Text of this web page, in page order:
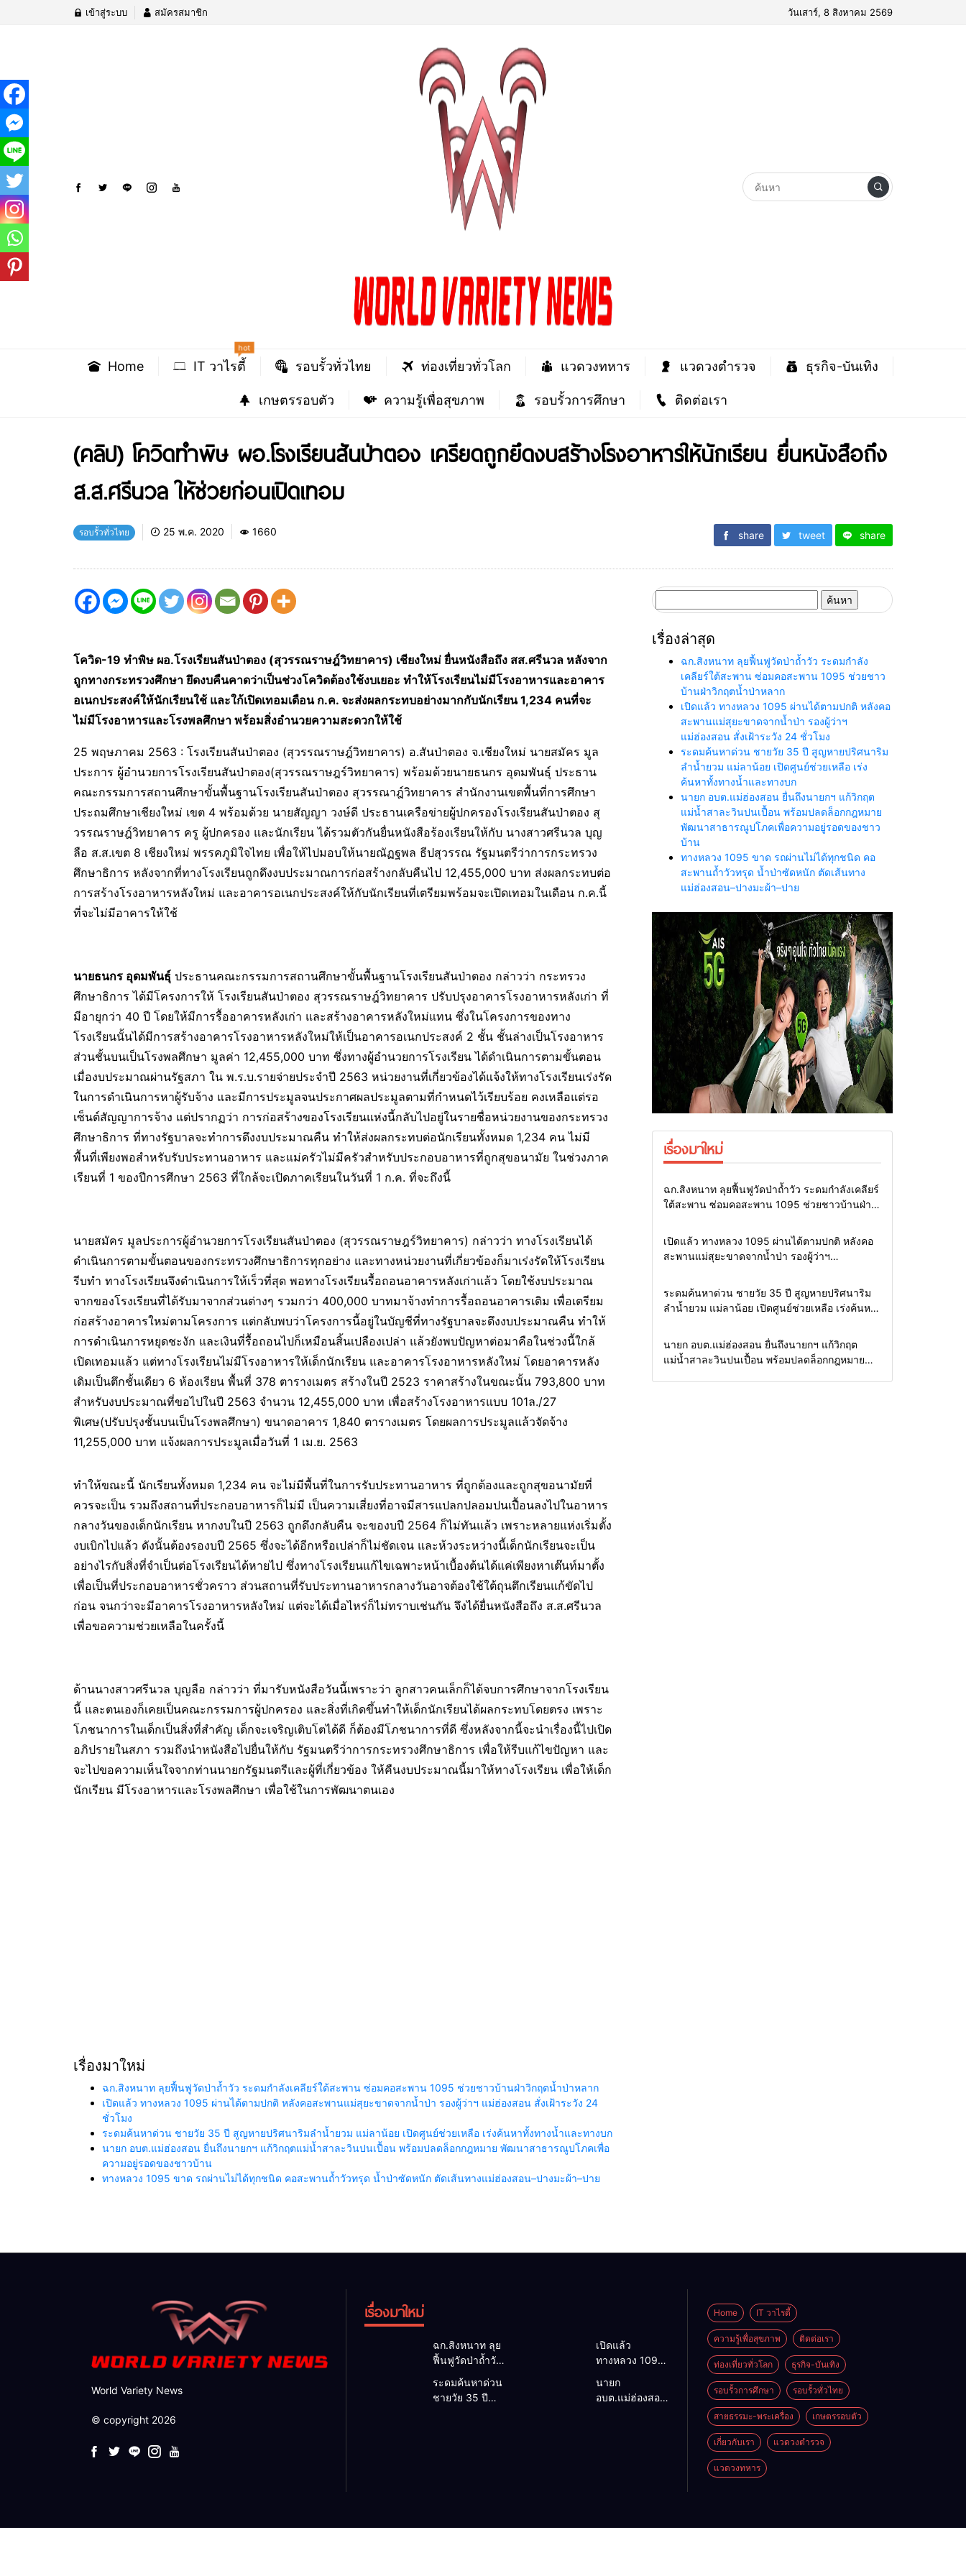
เข้าสู่ระบบ สมัครสมาชิก วันเสาร์, 8 สิงหาคม 2569
Home IT วาไรตี้
hot
รอบรั้วทั่วไทย ท่องเที่ยวทั่วโลก แวดวงทหาร แวดวงตำรวจ ธุรกิจ-บันเทิง
เกษตรรอบตัว ความรู้เพื่อสุขภาพ รอบรั้วการศึกษา ติดต่อเรา
(คลิป) โควิดทำพิษ ผอ.โรงเรียนสันป่าตอง เครียดถูกยึดงบสร้างโรงอาหารให้นักเรียน ยื่นหนังสือถึง
ส.ส.ศรีนวล ให้ช่วยก่อนเปิดเทอม
รอบรั้วทั่วไทย 25 พ.ค. 2020 1660 share tweet share
โควิด-19 ทำพิษ ผอ.โรงเรียนสันป่าตอง (สุวรรณราษฎ์วิทยาคาร) เชียงใหม่ ยื่นหนังสือถึง สส.ศรีนวล หลังจาก
ถูกทางกระทรวงศึกษา ยึดงบคืนคาดว่าเป็นช่วงโควิดต้องใช้งบเยอะ ทำให้โรงเรียนไม่มีโรงอาหารและอาคาร
อเนกประสงค์ให้นักเรียนใช้ และใก้เปิดเทอมเดือน ก.ค. จะส่งผลกระทบอย่างมากกับนักเรียน 1,234 คนที่จะ
ไม่มีโรงอาหารและโรงพลศึกษา พร้อมสิ่งอำนวยความสะดวกให้ใช้
25 พฤษภาคม 2563 : โรงเรียนสันป่าตอง (สุวรรณราษฎ์วิทยาคาร) อ.สันป่าตอง จ.เชียงใหม่ นายสมัคร มูล
ประการ ผู้อำนวยการโรงเรียนสันป่าตอง(สุวรรณราษฎร์วิทยาคาร) พร้อมด้วยนายธนกร อุดมพันธุ์ ประธาน
คณะกรรมการสถานศึกษาขั้นพื้นฐานโรงเรียนสันป่าตอง สุวรรณาฎ์วิทยาคาร สำนักงานเขตพื้นที่การศึกษา
ประถมศึกษาเชียงใหม่ เขต 4 พร้อมด้วย นายสัญญา วงษ์ดี ประธานเครือข่ายผู้ปกครองโรงเรียนสันป่าตอง สุ
วรรณราษฎ์วิทยาคาร ครู ผู้ปกครอง และนักเรียน ได้รวมตัวกันยื่นหนังสือร้องเรียนให้กับ นางสาวศรีนวล บุญ
ลือ ส.ส.เขต 8 เชียงใหม่ พรรคภูมิใจไทย เพื่อให้ไปมอบให้นายณัฏฐพล ธีปสุวรรณ รัฐมนตรีว่าการกระทรวง
ศึกษาธิการ หลังจากที่ทางโรงเรียนถูกดึงงบประมาณการก่อสร้างกลับคืนไป 12,455,000 บาท ส่งผลกระทบต่อ
การสร้างโรงอาหารหลังใหม่ และอาคารอเนกประสงค์ให้กับนักเรียนที่เตรียมพร้อมจะเปิดเทอมในเดือน ก.ค.นี้
ที่จะไม่มีอาคารให้ใช้
นายธนกร อุดมพันธุ์ ประธานคณะกรรมการสถานศึกษาขั้นพื้นฐานโรงเรียนสันป่าตอง กล่าวว่า กระทรวง
ศึกษาธิการ ได้มีโครงการให้ โรงเรียนสันป่าตอง สุวรรณราษฎ์วิทยาคาร ปรับปรุงอาคารโรงอาหารหลังเก่า ที่
มีอายุกว่า 40 ปี โดยให้มีการรื้ออาคารหลังเก่า และสร้างอาคารหลังใหม่แทน ซึ่งในโครงการของทาง
โรงเรียนนั้นได้มีการสร้างอาคารโรงอาหารหลังใหม่ให้เป็นอาคารอเนกประสงค์ 2 ชั้น ชั้นล่างเป็นโรงอาหาร
ส่วนชั้นบนเป็นโรงพลศึกษา มูลค่า 12,455,000 บาท ซึ่งทางผู้อำนวยการโรงเรียน ได้ดำเนินการตามขั้นตอน
เมื่องบประมาณผ่านรัฐสภา ใน พ.ร.บ.รายจ่ายประจำปี 2563 หน่วยงานที่เกี่ยวข้องได้แจ้งให้ทางโรงเรียนเร่งรัด
ในการดำเนินการหาผู้รับจ้าง และมีการประมูลจนประกาศผลประมูลตามที่กำหนดไว้เรียบร้อย คงเหลือแต่รอ
เซ็นต์สัญญาการจ้าง แต่ปรากฏว่า การก่อสร้างของโรงเรียนแห่งนี้กลับไปอยู่ในรายชื่อหน่วยงานของกระทรวง
ศึกษาธิการ ที่ทางรัฐบาลจะทำการดึงงบประมาณคืน ทำให้ส่งผลกระทบต่อนักเรียนทั้งหมด 1,234 คน ไม่มี
พื้นที่เพียงพอสำหรับรับประทานอาหาร และแม่ครัวไม่มีครัวสำหรับประกอบอาหารที่ถูกสุขอนามัย ในช่วงภาค
เรียนที่ 1 ของปีการศึกษา 2563 ที่ใกล้จะเปิดภาคเรียนในวันที่ 1 ก.ค. ที่จะถึงนี้
นายสมัคร มูลประการผู้อำนวยการโรงเรียนสันป่าตอง (สุวรรณราษฎร์วิทยาคาร) กล่าวว่า ทางโรงเรียนได้
ดำเนินการตามขั้นตอนของกระทรวงศึกษาธิการทุกอย่าง และทางหน่วยงานที่เกี่ยวข้องก็มาเร่งรัดให้โรงเรียน
รีบทำ ทางโรงเรียนจึงดำเนินการให้เร็วที่สุด พอทางโรงเรียนรื้อถอนอาคารหลังเก่าแล้ว โดยใช้งบประมาณ
จากของโรงเรียนที่ได้รับมาจากส่วนต่างๆ รวมกว่า 400,000 บาทมาจ้างทำการรื้อถอนอาคารเดิม เพื่อเตรียม
ก่อสร้างอาคารใหม่ตามโครงการ แต่กลับพบว่าโครงการนี้อยู่ในบัญชีที่ทางรัฐบาลจะดึงงบประมาณคืน ทำให้
การดำเนินการหยุดชะงัก และเงินที่รื้อถอนไปก็เหมือนสิ้นเปลืองเปล่า แล้วยังพบปัญหาต่อมาคือในช่วงนี้ใกล้
เปิดเทอมแล้ว แต่ทางโรงเรียนไม่มีโรงอาหารให้เด็กนักเรียน และอาคารโรงอาหารหลังใหม่ โดยอาคารหลัง
เดิมเป็นตึกชั้นเดียว 6 ห้องเรียน พื้นที่ 378 ตารางเมตร สร้างในปี 2523 ราคาสร้างในขณะนั้น 793,800 บาท
สำหรับงบประมาณที่ขอไปในปี 2563 จำนวน 12,455,000 บาท เพื่อสร้างโรงอาหารแบบ 101ล./27
พิเศษ(ปรับปรุงชั้นบนเป็นโรงพลศึกษา) ขนาดอาคาร 1,840 ตารางเมตร โดยผลการประมูลแล้วจัดจ้าง
11,255,000 บาท แจ้งผลการประมูลเมื่อวันที่ 1 เม.ย. 2563
ทำให้ขณะนี้ นักเรียนทั้งหมด 1,234 คน จะไม่มีพื้นที่ในการรับประทานอาหาร ที่ถูกต้องและถูกสุขอนามัยที่
ควรจะเป็น รวมถึงสถานที่ประกอบอาหารก็ไม่มี เป็นความเสี่ยงที่อาจมีสารแปลกปลอมปนเปื้อนลงไปในอาหาร
กลางวันของเด็กนักเรียน หากงบในปี 2563 ถูกดึงกลับคืน จะของบปี 2564 ก็ไม่ทันแล้ว เพราะหลายแห่งเริ่มตั้ง
งบเบิกไปแล้ว ดังนั้นต้องรองบปี 2565 ซึ่งจะได้อีกหรือเปล่าก็ไม่ชัดเจน และห้วงระหว่างนี้เด็กนักเรียนจะเป็น
อย่างไรกับสิ่งที่จำเป็นต่อโรงเรียนได้หายไป ซึ่งทางโรงเรียนแก้ไขเฉพาะหน้าเบื้องต้นได้แค่เพียงหาเต๊นท์มาตั้ง
เพื่อเป็นที่ประกอบอาหารชั่วคราว ส่วนสถานที่รับประทานอาหารกลางวันอาจต้องใช้ใต้ถุนตึกเรียนแก้ขัดไป
ก่อน จนกว่าจะมีอาคารโรงอาหารหลังใหม่ แต่จะได้เมื่อไหร่ก็ไม่ทราบเช่นกัน จึงได้ยื่นหนังสือถึง ส.ส.ศรีนวล
เพื่อขอความช่วยเหลือในครั้งนี้
ด้านนางสาวศรีนวล บุญลือ กล่าวว่า ที่มารับหนังสือวันนี้เพราะว่า ลูกสาวคนเล็กก็ได้จบการศึกษาจากโรงเรียน
นี้ และตนเองก็เคยเป็นคณะกรรมการผู้ปกครอง และสิ่งที่เกิดขึ้นทำให้เด็กนักเรียนได้ผลกระทบโดยตรง เพราะ
โภชนาการในเด็กเป็นสิ่งที่สำคัญ เด็กจะเจริญเติบโตได้ดี ก็ต้องมีโภชนาการที่ดี ซึ่งหลังจากนี้จะนำเรื่องนี้ไปเปิด
อภิปรายในสภา รวมถึงนำหนังสือไปยื่นให้กับ รัฐมนตรีว่าการกระทรวงศึกษาธิการ เพื่อให้รีบแก้ไขปัญหา และ
จะไปขอความเห็นใจจากท่านนายกรัฐมนตรีและผู้ที่เกี่ยวข้อง ให้คืนงบประมาณนี้มาให้ทางโรงเรียน เพื่อให้เด็ก
นักเรียน มีโรงอาหารและโรงพลศึกษา เพื่อใช้ในการพัฒนาตนเอง
เรื่องมาใหม่
ฉก.สิงหนาท ลุยฟื้นฟูวัดป่าถ้ำวัว ระดมกำลังเคลียร์ใต้สะพาน ซ่อมคอสะพาน 1095 ช่วยชาวบ้านฝ่าวิกฤตน้ำป่าหลาก
เปิดแล้ว ทางหลวง 1095 ผ่านได้ตามปกติ หลังคอสะพานแม่สุยะขาดจากน้ำป่า รองผู้ว่าฯ แม่ฮ่องสอน สั่งเฝ้าระวัง 24
ชั่วโมง
ระดมค้นหาด่วน ชายวัย 35 ปี สูญหายปริศนาริมลำน้ำยวม แม่ลาน้อย เปิดศูนย์ช่วยเหลือ เร่งค้นหาทั้งทางน้ำและทางบก
นายก อบต.แม่ฮ่องสอน ยื่นถึงนายกฯ แก้วิกฤตแม่น้ำสาละวินปนเปื้อน พร้อมปลดล็อกกฎหมาย พัฒนาสาธารณูปโภคเพื่อ
ความอยู่รอดของชาวบ้าน
ทางหลวง 1095 ขาด รถผ่านไม่ได้ทุกชนิด คอสะพานถ้ำวัวทรุด น้ำป่าซัดหนัก ตัดเส้นทางแม่ฮ่องสอน–ปางมะผ้า–ปาย
สำหรับ:
เรื่องล่าสุด
ฉก.สิงหนาท ลุยฟื้นฟูวัดป่าถ้ำวัว ระดมกำลัง
เคลียร์ใต้สะพาน ซ่อมคอสะพาน 1095 ช่วยชาว
บ้านฝ่าวิกฤตน้ำป่าหลาก
เปิดแล้ว ทางหลวง 1095 ผ่านได้ตามปกติ หลังคอ
สะพานแม่สุยะขาดจากน้ำป่า รองผู้ว่าฯ
แม่ฮ่องสอน สั่งเฝ้าระวัง 24 ชั่วโมง
ระดมค้นหาด่วน ชายวัย 35 ปี สูญหายปริศนาริม
ลำน้ำยวม แม่ลาน้อย เปิดศูนย์ช่วยเหลือ เร่ง
ค้นหาทั้งทางน้ำและทางบก
นายก อบต.แม่ฮ่องสอน ยื่นถึงนายกฯ แก้วิกฤต
แม่น้ำสาละวินปนเปื้อน พร้อมปลดล็อกกฎหมาย
พัฒนาสาธารณูปโภคเพื่อความอยู่รอดของชาว
บ้าน
ทางหลวง 1095 ขาด รถผ่านไม่ได้ทุกชนิด คอ
สะพานถ้ำวัวทรุด น้ำป่าซัดหนัก ตัดเส้นทาง
แม่ฮ่องสอน–ปางมะผ้า–ปาย
เรื่องมาใหม่
Home แวดวงทหาร
ฉก.สิงหนาท ลุยฟื้นฟูวัดป่าถ้ำวัว ระดมกำลังเคลียร์
ใต้สะพาน ซ่อมคอสะพาน 1095 ช่วยชาวบ้านฝ่า
Home รอบรั้วทั่วไทย
เปิดแล้ว ทางหลวง 1095 ผ่านได้ตามปกติ หลังคอ
สะพานแม่สุยะขาดจากน้ำป่า รองผู้ว่าฯ
Home รอบรั้วทั่วไทย
ระดมค้นหาด่วน ชายวัย 35 ปี สูญหายปริศนาริม
ลำน้ำยวม แม่ลาน้อย เปิดศูนย์ช่วยเหลือ เร่งค้นหา
Home รอบรั้วทั่วไทย
นายก อบต.แม่ฮ่องสอน ยื่นถึงนายกฯ แก้วิกฤต
แม่น้ำสาละวินปนเปื้อน พร้อมปลดล็อกกฎหมาย
World Variety News
© copyright 2026
เรื่องมาใหม่
ฉก.สิงหนาท ลุย
ฟื้นฟูวัดป่าถ้ำวัว
ระดมกำลัง
เคลียร์ใต้สะพาน
ซ่อมคอสะพาน
เปิดแล้ว
ทางหลวง 1095
หลังคอสะพาน
แม่สุยะขาดจาก
ระดมค้นหาด่วน
ชายวัย 35 ปี
นายก
อบต.แม่ฮ่องสอน
Home IT วาไรตี้
ความรู้เพื่อสุขภาพ ติดต่อเรา
ท่องเที่ยวทั่วโลก ธุรกิจ-บันเทิง
รอบรั้วการศึกษา รอบรั้วทั่วไทย
สายธรรมะ-พระเครื่อง เกษตรรอบตัว
เกี่ยวกับเรา แวดวงตำรวจ
แวดวงทหาร